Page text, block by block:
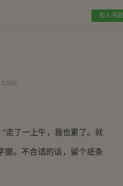
加入书架
3,565
了一上午，我也累了。就
据。不合适的话，留个纸条